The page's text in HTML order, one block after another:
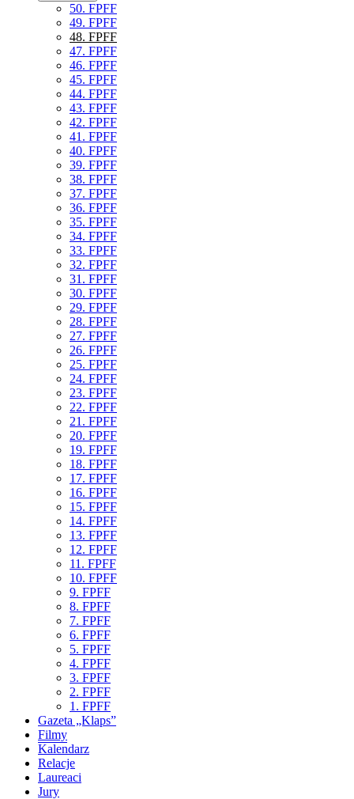
50. FPFF
49. FPFF
48. FPFF
47. FPFF
46. FPFF
45. FPFF
44. FPFF
43. FPFF
42. FPFF
41. FPFF
40. FPFF
39. FPFF
38. FPFF
37. FPFF
36. FPFF
35. FPFF
34. FPFF
33. FPFF
32. FPFF
31. FPFF
30. FPFF
29. FPFF
28. FPFF
27. FPFF
26. FPFF
25. FPFF
24. FPFF
23. FPFF
22. FPFF
21. FPFF
20. FPFF
19. FPFF
18. FPFF
17. FPFF
16. FPFF
15. FPFF
14. FPFF
13. FPFF
12. FPFF
11. FPFF
10. FPFF
9. FPFF
8. FPFF
7. FPFF
6. FPFF
5. FPFF
4. FPFF
3. FPFF
2. FPFF
1. FPFF
Gazeta „Klaps”
Filmy
Kalendarz
Relacje
Laureaci
Jury